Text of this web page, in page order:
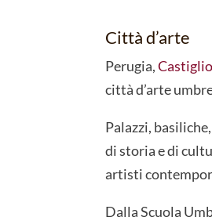
Città d’arte
Perugia,
città d’arte
Palazzi,
di storia e di
artisti
Dalla Scuola